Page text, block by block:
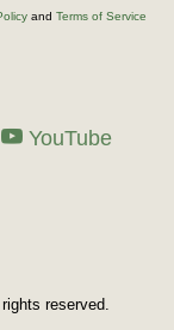
and Terms of Service
YouTube
reserved.